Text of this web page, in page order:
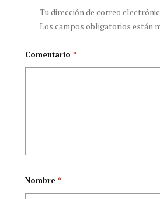
Tu dirección de correo
Los campos obligatorios están
Comentario *
Nombre *